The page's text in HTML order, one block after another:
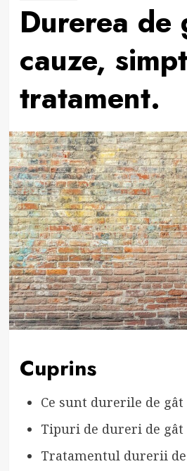
Durerea de
cauze,
tratament.
Cuprins
Ce sunt durerile de
Tipuri de dureri de gât
Tratamentul durerii